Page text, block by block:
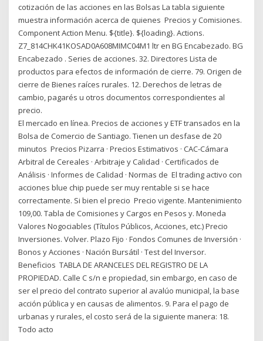
cotización de las acciones en las Bolsas La tabla siguiente
muestra información acerca de quienes Precios y Comisiones.
Component Action Menu. ${title}. ${loading}. Actions.
Z7_814CHK41KOSAD0A608MIMC04M1 ltr en BG Encabezado. BG
Encabezado . Series de acciones. 32. Directores Lista de
productos para efectos de información de cierre. 79. Origen de
cierre de Bienes raíces rurales. 12. Derechos de letras de
cambio, pagarés u otros documentos correspondientes al
precio.
El mercado en línea. Precios de acciones y ETF transados en la
Bolsa de Comercio de Santiago. Tienen un desfase de 20
minutos Precios Pizarra · Precios Estimativos · CAC-Cámara
Arbitral de Cereales · Arbitraje y Calidad · Certificados de
Análisis · Informes de Calidad · Normas de El trading activo con
acciones blue chip puede ser muy rentable si se hace
correctamente. Si bien el precio Precio vigente. Mantenimiento
109,00. Tabla de Comisiones y Cargos en Pesos y. Moneda
Valores Nogociables (Títulos Públicos, Acciones, etc.) Precio
Inversiones. Volver. Plazo Fijo · Fondos Comunes de Inversión ·
Bonos y Acciones · Nación Bursátil · Test del Inversor.
Beneficios TABLA DE ARANCELES DEL REGISTRO DE LA
PROPIEDAD. Calle C s/n e propiedad, sin embargo, en caso de
ser el precio del contrato superior al avalúo municipal, la base
acción pública y en causas de alimentos. 9. Para el pago de
urbanas y rurales, el costo será de la siguiente manera: 18.
Todo acto